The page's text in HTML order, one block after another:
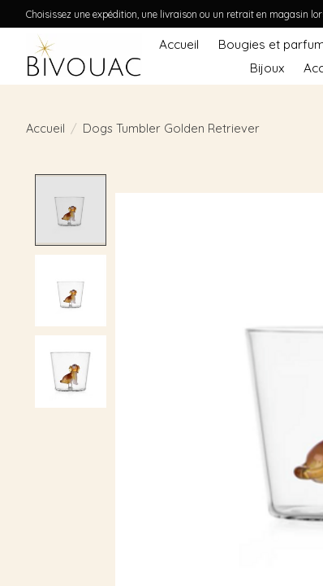
Choisissez une expédition, une livraison ou un retrait en magasin
Accueil Bougies et
Bijoux
Accueil / Dogs Tumbler Golden Retriever